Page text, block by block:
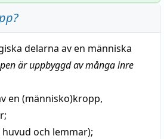
?
delarna av en människa
är uppbyggd av mångainre
en (människo)kropp,
;
och lemmar);